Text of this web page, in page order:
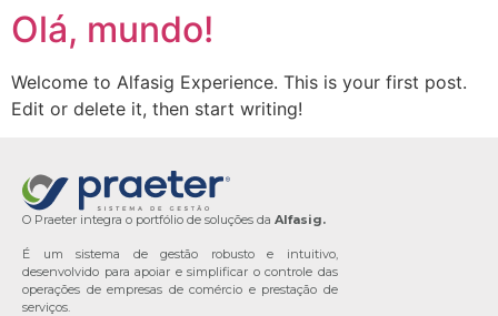
Olá, mundo!
Welcome to Alfasig Experience. This is your first post.
Edit or delete it, then start writing!
O Praeter integra o portfólio de soluções da Alfasig.
É um sistema de gestão robusto e intuitivo,
desenvolvido para apoiar e simplificar o controle das
operações de empresas de comércio e prestação de
serviços.